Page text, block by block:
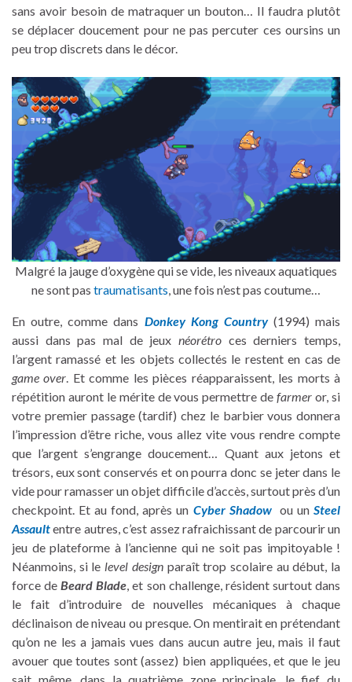
sans avoir besoin de matraquer un bouton… Il faudra plutôt
se déplacer doucement pour ne pas percuter ces oursins un
peu trop discrets dans le décor.
Malgré la jauge d’oxygène qui se vide, les niveaux aquatiques
ne sont pas traumatisants, une fois n’est pas coutume…
En outre, comme dans Donkey Kong Country(1994) mais
aussi dans pas mal de jeux néorétro ces derniers temps,
l’argent ramassé et les objets collectés le restent en cas de
game over. Et comme les pièces réapparaissent, les morts à
répétition auront le mérite de vous permettre defarmer or, si
votre premier passage (tardif) chez le barbier vous donnera
l’impression d’être riche, vous allez vite vous rendre compte
que l’argent s’engrange doucement… Quant aux jetons et
trésors, eux sont conservés et on pourra donc se jeter dans le
vide pour ramasser un objet difficile d’accès, surtout près d’un
checkpoint. Et au fond, après un Cyber Shadowou unSteel
Assaultentre autres, c’est assez rafraichissant de parcourir un
jeu de plateforme à l’ancienne qui ne soit pas impitoyable !
Néanmoins, si le level designparaît trop scolaire au début, la
force deBeard Blade, et son challenge, résident surtout dans
le fait d’introduire de nouvelles mécaniques à chaque
déclinaison de niveau ou presque. On mentirait en prétendant
qu’on ne les a jamais vues dans aucun autre jeu, mais il faut
avouer que toutes sont (assez) bien appliquées, et que le jeu